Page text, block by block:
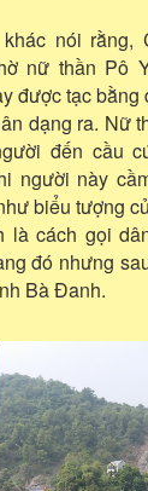
nói rằng,
nữ thần Pô
được tạc bằng
dạng ra. Nữ
đến cầu
người này
biểu tượng
là cách gọi
đó nhưng
Bà Đanh.